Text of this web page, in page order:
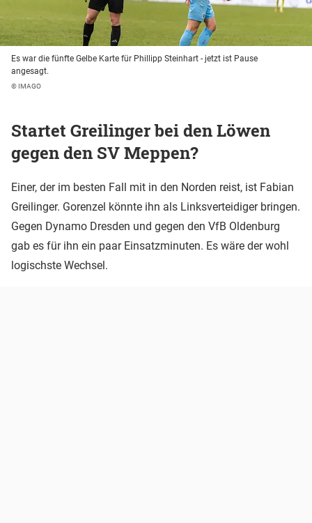
Es war die fünfte Gelbe Karte für Phillipp Steinhart - jetzt ist Pause
angesagt.
© IMAGO
Startet Greilinger bei den Löwen
gegen den SV Meppen?
Einer, der im besten Fall mit in den Norden reist, ist Fabian
Greilinger. Gorenzel könnte ihn als Linksverteidiger bringen.
Gegen Dynamo Dresden und gegen den VfB Oldenburg
gab es für ihn ein paar Einsatzminuten. Es wäre der wohl
logischste Wechsel.